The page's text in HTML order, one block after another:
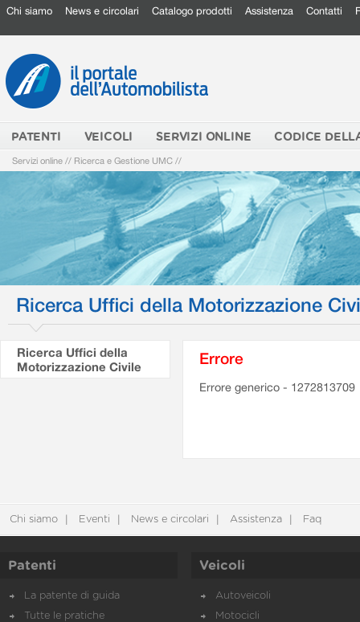
Chi siamo News e circolari Catalogo prodotti Assistenza Contatti
PATENTI VEICOLI SERVIZI ONLINE CODICE
Servizi online // Ricerca e Gestione UMC //
Ricerca Uffici della Motorizzazione
Ricerca Uffici della
Motorizzazione Civile
Errore
Errore generico - 1272813709
Chi siamo Eventi News e circolari Assistenza Faq
Patenti
La patente di guida
Tutte le pratiche
Veicoli
Autoveicoli
Motocicli